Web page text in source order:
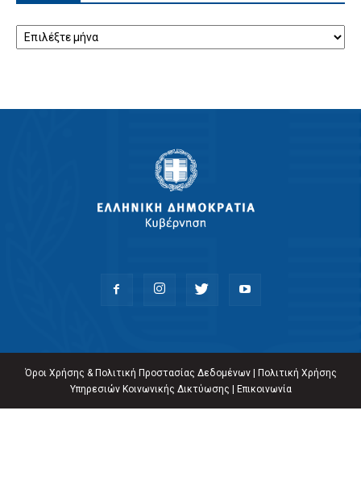
Όροι Χρήσης & Πολιτική Προστασίας Δεδομένων|
Πολιτική Χρήσης
Υπηρεσιών Κοινωνικής Δικτύωσης
Επικοινωνία